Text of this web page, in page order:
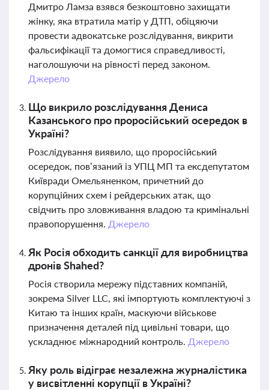
Дмитро Ламза взявся безкоштовно захищати
жінку, яка втратила матір у ДТП, обіцяючи
провести адвокатське розслідування, викрити
фальсифікації та домогтися справедливості,
наголошуючи на рівності перед законом.
Джерело
Що викрило розслідування Дениса
Казанського про проросійський осередок в
Україні?
Розслідування виявило, що проросійський
осередок, пов’язаний із УПЦ МП та ексдепутатом
Київради Омельяненком, причетний до
корупційних схем і рейдерських атак, що
свідчить про зловживання владою та кримінальні
правопорушення. Джерело
Як Росія обходить санкції для виробництва
дронів Shahed?
Росія створила мережу підставних компаній,
зокрема Silver LLC, які імпортують комплектуючі з
Китаю та інших країн, маскуючи військове
призначення деталей під цивільні товари, що
ускладнює міжнародний контроль. Джерело
Яку роль відіграє незалежна журналістика
у висвітленні корупції в Україні?